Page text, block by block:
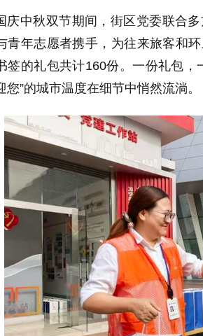
庆中秋双节期间，街区党委联合多
青年志愿者携手，为往来旅客和
签的礼包共计160份。一份礼包
您”的城市温度在细节中悄然流淌。